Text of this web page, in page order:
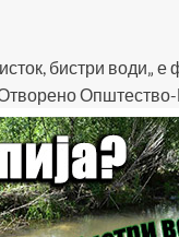
бистри води„